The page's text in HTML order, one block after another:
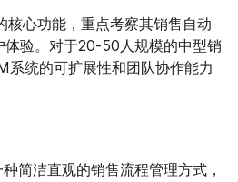
核心功能，重点考察其销售自动
体验。对于20-50人规模的中型销
系统的可扩展性和团队协作能力
简洁直观的销售流程管理方式，